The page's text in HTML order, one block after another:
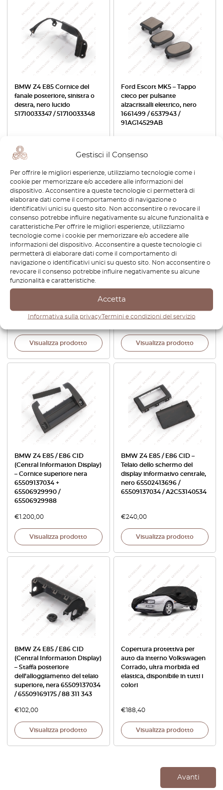
Gestisci il Consenso
Per offrire le migliori esperienze, utilizziamo tecnologie come i
cookie per memorizzare e/o accedere alle informazioni del
dispositivo. Acconsentire a queste tecnologie ci permetterà di
elaborare dati come il comportamento di navigazione o
identificativi unici su questo sito. Non acconsentire o revocare il
consenso potrebbe influire negativamente su alcune funzionalità e
caratteristiche.Per offrire le migliori esperienze, utilizziamo
tecnologie come i cookie per memorizzare e/o accedere alle
informazioni del dispositivo. Acconsentire a queste tecnologie ci
permetterà di elaborare dati come il comportamento di
navigazione o identificativi unici su questo sito. Non acconsentire o
revocare il consenso potrebbe influire negativamente su alcune
funzionalità e caratteristiche.
Accetta
Informativa sulla privacyTermini e condizioni del servizio
BMW Z4 E85 Cornice del
fanale posteriore, sinistra o
destra, nero lucido
51710033347 / 51710033348
Visualizza prodotto
Ford Escort MK5 – Tappo
cieco per pulsante
alzacristalli elettrico, nero
1661499 / 6537943 /
91AG14529AB
Visualizza prodotto
Kit di riparazione per le clip
dei pannelli delle porte
posteriori della Mercedes
S210 Station Wagon, sinistra
Visualizza prodotto
BMW E21: finitura cromata
della portiera anteriore,
sinistra o destra 51411843081
Visualizza prodotto
BMW Z4 E85 / E86 CID
(Central Information Display)
– Cornice superiore nera
65509137034 +
65506929990 /
65506929988
€1.200,00
Visualizza prodotto
BMW Z4 E85 / E86 CID –
Telaio dello schermo del
display informativo centrale,
nero 65502413696 /
65509137034 / A2C53140534
€240,00
Visualizza prodotto
BMW Z4 E85 / E86 CID
(Central Information Display)
– Staffa posteriore
dell’alloggiamento del telaio
superiore, nera 65509137034
/ 65509169175 / 88 311 343
€102,00
Visualizza prodotto
Copertura protettiva per
auto da interno Volkswagen
Corrado, ultra morbida ed
elastica, disponibile in tutti i
colori
€188,40
Visualizza prodotto
Avanti